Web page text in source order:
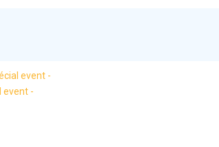
event -
event -